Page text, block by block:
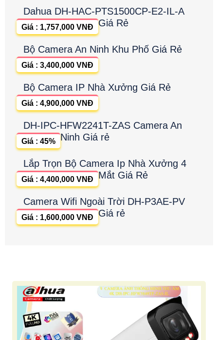
Dahua DH-HAC-PTS1500CP-E2-IL-A
Giá Rẻ
Giá : 1,757,000 VNĐ
Bộ Camera An Ninh Khu Phố Giá Rẻ
Giá : 3,400,000 VNĐ
Bộ Camera IP Nhà Xưởng Giá Rẻ
Giá : 4,900,000 VNĐ
DH-IPC-HFW2241T-ZAS Camera An
Ninh Giá rẻ
Giá : 45%
Lắp Trọn Bộ Camera Ip Nhà Xưởng 4
Mắt Giá Rẻ
Giá : 4,400,000 VNĐ
Camera Wifi Ngoài Trời DH-P3AE-PV
Giá rẻ
Giá : 1,600,000 VNĐ